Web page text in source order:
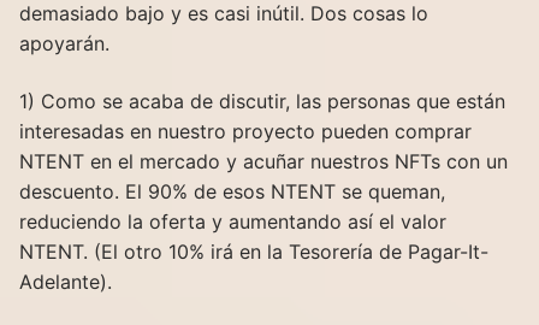
demasiado bajo y es casi inútil. Dos cosas lo
apoyarán.
1) Como se acaba de discutir, las personas que están
interesadas en nuestro proyecto pueden comprar
NTENT en el mercado y acuñar nuestros NFTs con un
descuento. El 90% de esos NTENT se queman,
reduciendo la oferta y aumentando así el valor
NTENT. (El otro 10% irá en la Tesorería de Pagar-It-
Adelante).